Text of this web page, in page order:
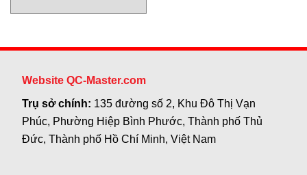
Website QC-Master.com
Trụ sở chính: 135 đường số 2, Khu Đô Thị Vạn
Phúc, Phường Hiệp Bình Phước, Thành phố Thủ
Đức, Thành phố Hồ Chí Minh, Việt Nam